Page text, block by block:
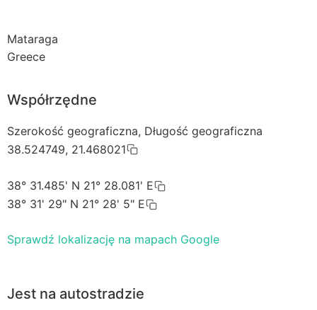
Mataraga
Greece
Współrzędne
Szerokość geograficzna, Długość geograficzna
38.524749, 21.468021
38° 31.485' N 21° 28.081' E
38° 31' 29" N 21° 28' 5" E
Sprawdź lokalizację na mapach Google
Jest na autostradzie